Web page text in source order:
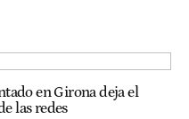
en Girona deja el
las redes